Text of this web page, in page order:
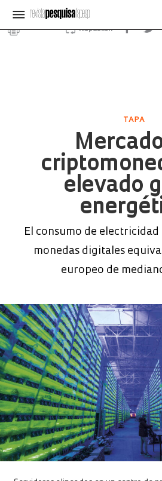
Republish
TAPA
elevado
El consumo de
monedas digitales
europeo de